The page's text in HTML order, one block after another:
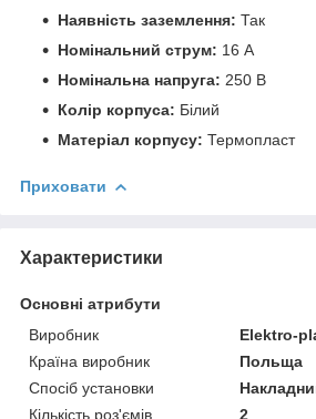
Наявність заземлення: Так
Номінальний струм: 16 А
Номінальна напруга: 250 В
Колір корпуса: Білий
Матеріал корпусу: Термопласт
Приховати
Характеристики
Основні атрибути
Виробник
Elektro-
Країна виробник
Польща
Спосіб установки
Кількість роз'ємів
2